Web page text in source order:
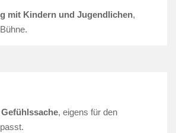
mit Kindern und Jugendlichen,
, eigens für den